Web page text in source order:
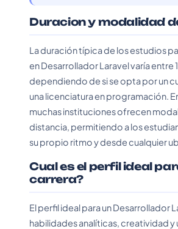
Duracion y modalidad
La duración típica de los estudios
en Desarrollador Laravel varía entre
dependiendo de si se opta por un
una licenciatura en programación.
muchas instituciones ofrecen
distancia, permitiendo a los
su propio ritmo y desde cualquier
Cual es el perfil ideal
carrera?
El perfil ideal para un Desarrollador
habilidades analíticas, creatividad y